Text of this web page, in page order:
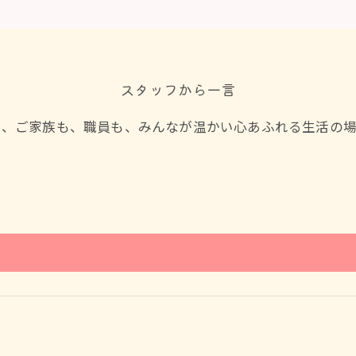
スタッフから一言
ご家族も、職員も、みんなが温かい心あふれる生活の